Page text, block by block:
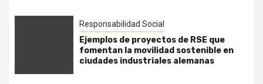
Responsabilidad Social
Ejemplos de proyectos de RSE que
fomentan la movilidad sostenible en
ciudades industriales alemanas